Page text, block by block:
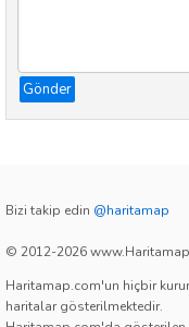
Gönder
Bizi takip edin @haritamap
© 2012-2026
Haritamap.com'un hiçbir
haritalar gösterilmektedir.